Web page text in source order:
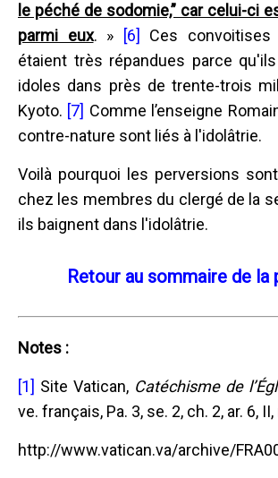
le péché de sodomie,” car celui-ci
parmi eux. » [6]
Ces convoitises
étaient très répandues parce
idoles dans près de trente-trois
Kyoto. [7] Comme l’enseigne
contre-nature sont liés à l'idolâtrie.
Voilà pourquoi les perversions
chez les membres du clergé de la
ils baignent dans l'idolâtrie.
Retour au sommaire de la
Notes :
[1] Site Vatican, Catéchisme de
ve. français, Pa. 3, se. 2, ch. 2, ar. 6, II,
http://www.vatican.va/archive/